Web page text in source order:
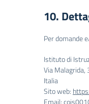
10.
Per domande
Istituto di
Via Malagrida,
Italia
Sito web:
Email: